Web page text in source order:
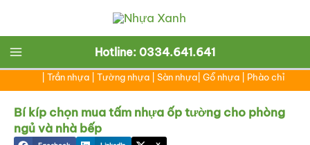
nội
dung
Main
Menu
Hotline: 0334.641.641
Trần nhựa| Tường nhựa| Sàn nhựa| Gỗ nhựa| Phào chỉ
Bí kíp chọn mua tấm nhựa ốp tường cho phòng
ngủ và nhà bếp